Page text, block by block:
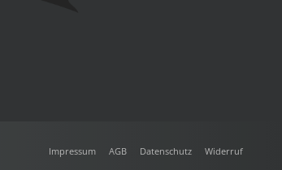
Impressum AGB Datenschutz Widerruf